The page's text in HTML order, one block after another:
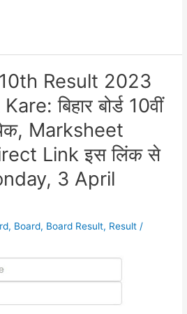
Result 2023
बिहार बोर्ड 10वीं
Marksheet
Link इस लिंक से
3 April
, Board, Board Result, Result /